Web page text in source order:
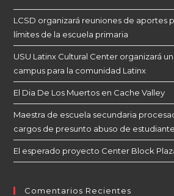
LCSD organizará reuniones de aportes
límites de la escuela primaria
USU Latinx Cultural Center organizará
campus para la comunidad Latinx
El Dia De Los Muertos en Cache Valley
Maestra de escuela secundaria
cargos de presunto abuso de
El esperado proyecto Center Block
Comentarios Recientes